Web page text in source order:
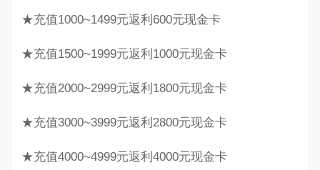
★充值1000~1499元返利600元现金卡
★充值1500~1999元返利1000元现金卡
★充值2000~2999元返利1800元现金卡
★充值3000~3999元返利2800元现金卡
★充值4000~4999元返利4000元现金卡